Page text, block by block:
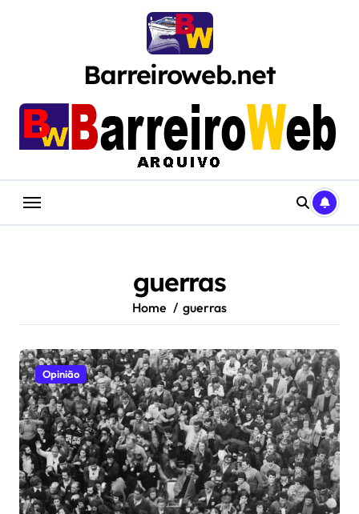
Barreiroweb.net
guerras
Home guerras
Opinião